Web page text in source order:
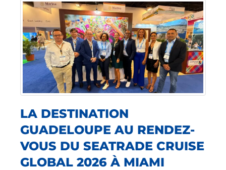
LA DESTINATION
GUADELOUPE AU RENDEZ-
VOUS DU SEATRADE CRUISE
GLOBAL 2026 À MIAMI